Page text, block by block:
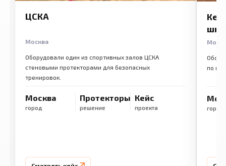
ЦСКА
Москва
Оборудовали один из спортивных залов ЦСКА
стеновыми протекторами для безопасных
тренировок.
Москва
город
Протекторы
решение
Кейс
проекта
по
город